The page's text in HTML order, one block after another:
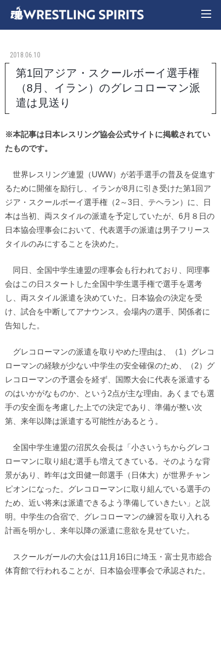
2018.06.10
第1回アジア・スクールボーイ選手権
（8月、イラン）のグレコローマン派
遣は見送り
※本記事は日本レスリング協会公式サイトに掲載されてい
たものです。
世界レスリング連盟（UWW）が若手選手の普及を促進す
るために開催を励行し、イランが8月に引き受けた第1回ア
ジア・スクールボーイ選手権（2～3日、テヘラン）に、日
本は当初、両スタイルの派遣を予定していたが、6月８日の
日本協会理事会において、代表選手の派遣は男子フリース
タイルのみにすることを決めた。
同日、全国中学生連盟の理事会も行われており、同理事
会はこの日スタートした全国中学生選手権で選手を選考
し、両スタイル派遣を決めていた。日本協会の決定を受
け、試合を中断してアナウンス。会場内の選手、関係者に
告知した。
グレコローマンの派遣を取りやめた理由は、（1）グレコ
ローマンの経験が少ない中学生の安全確保のため、（2）グ
レコローマンの予選会を経ず、国際大会に代表を派遣する
のはいかがなものか、という2点が主な理由。あくまでも選
手の安全面を考慮した上での決定であり、準備が整い次
第、来年以降は派遣する可能性があるとう。
全国中学生連盟の沼尻久会長は「小さいうちからグレコ
ローマンに取り組む選手も増えてきている。そのような背
景があり、昨年は文田健一郎選手（日体大）が世界チャン
ピオンになった。グレコローマンに取り組んでいる選手の
ため、近い将来は派遣できるよう準備していきたい」と説
明。中学生の合宿で、グレコローマンの練習を取り入れる
計画を明かし、来年以降の派遣に意欲を見せていた。
スクールガールの大会は11月16日に埼玉・富士見市総合
体育館で行われることが、日本協会理事会で承認された。